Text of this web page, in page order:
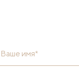
Ваше имя*